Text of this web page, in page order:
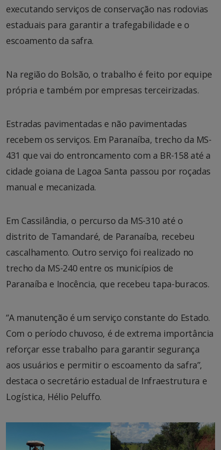
executando serviços de conservação nas rodovias
estaduais para garantir a trafegabilidade e o
escoamento da safra.
Na região do Bolsão, o trabalho é feito por equipe
própria e também por empresas terceirizadas.
Estradas pavimentadas e não pavimentadas
recebem os serviços. Em Paranaíba, trecho da MS-
431 que vai do entroncamento com a BR-158 até a
cidade goiana de Lagoa Santa passou por roçadas
manual e mecanizada.
Em Cassilândia, o percurso da MS-310 até o
distrito de Tamandaré, de Paranaíba, recebeu
cascalhamento. Outro serviço foi realizado no
trecho da MS-240 entre os municípios de
Paranaíba e Inocência, que recebeu tapa-buracos.
“A manutenção é um serviço constante do Estado.
Com o período chuvoso, é de extrema importância
reforçar esse trabalho para garantir segurança
aos usuários e permitir o escoamento da safra”,
destaca o secretário estadual de Infraestrutura e
Logística, Hélio Peluffo.